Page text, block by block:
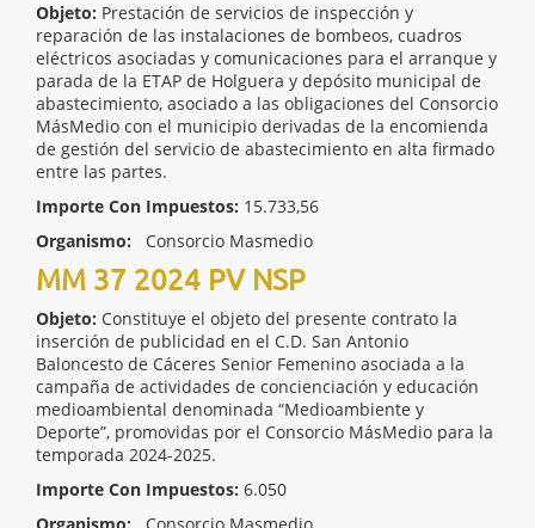
Objeto: Prestación de servicios de inspección y
reparación de las instalaciones de bombeos, cuadros
eléctricos asociadas y comunicaciones para el arranque y
parada de la ETAP de Holguera y depósito municipal de
abastecimiento, asociado a las obligaciones del Consorcio
MásMedio con el municipio derivadas de la encomienda
de gestión del servicio de abastecimiento en alta firmado
entre las partes.
Importe Con Impuestos: 15.733,56
Organismo:
Consorcio Masmedio
MM 37 2024 PV NSP
Objeto: Constituye el objeto del presente contrato la
inserción de publicidad en el C.D. San Antonio
Baloncesto de Cáceres Senior Femenino asociada a la
campaña de actividades de concienciación y educación
medioambiental denominada “Medioambiente y
Deporte”, promovidas por el Consorcio MásMedio para la
temporada 2024-2025.
Importe Con Impuestos: 6.050